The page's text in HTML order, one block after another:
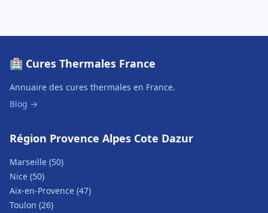
🏥 Cures Thermales France
Annuaire des cures thermales en France.
Blog →
Région Provence Alpes Cote Dazur
Marseille (50)
Nice (50)
Aix-en-Provence (47)
Toulon (26)